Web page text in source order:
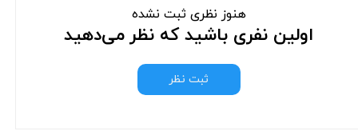
هنوز نظری ثبت نشده
اولین نفری باشید که نظر می‌دهید
ثبت نظر